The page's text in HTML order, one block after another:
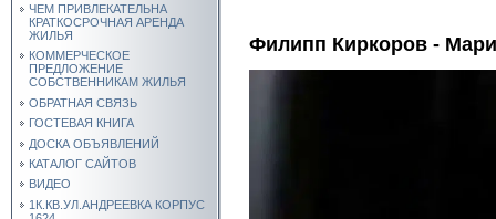
ЧЕМ ПРИВЛЕКАТЕЛЬНА
КРАТКОСРОЧНАЯ АРЕНДА
ЖИЛЬЯ
КОММЕРЧЕСКОЕ
ПРЕДЛОЖЕНИЕ
СОБСТВЕННИКАМ ЖИЛЬЯ
ОБРАТНАЯ СВЯЗЬ
ГОСТЕВАЯ КНИГА
ДОСКА ОБЪЯВЛЕНИЙ
КАТАЛОГ САЙТОВ
ВИДЕО
1К.КВ.УЛ.АНДРЕЕВКА КОРПУС
Филипп Киркоров -